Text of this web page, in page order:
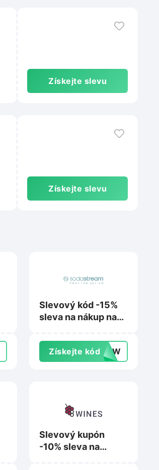
Získejte slevu
Získejte slevu
Slevový kód -15%
sleva na nákup na
Získejte kód0DYW
Slevový kupón
-10% sleva na